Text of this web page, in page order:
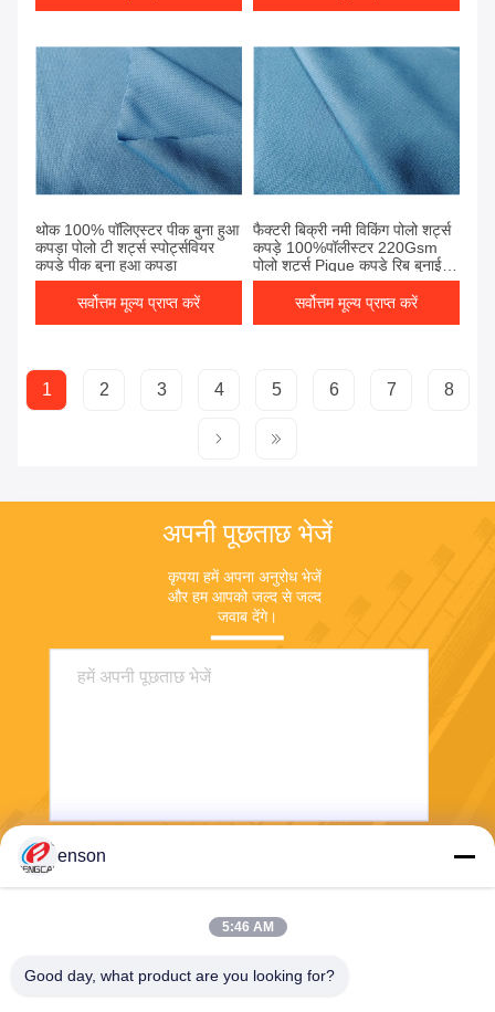
थोक 100% पॉलिएस्टर पीक बुना हुआ
कपड़ा पोलो टी शर्ट्स स्पोर्ट्सवियर
कपड़े पीक बुना हुआ कपड़ा
सर्वोत्तम मूल्य प्राप्त करें
फैक्टरी बिक्री नमी विकिंग पोलो शर्ट्स
कपड़े 100%पॉलीस्टर 220Gsm
पोलो शर्ट्स Pique कपड़े रिब बुनाई
Pique कपड़े
सर्वोत्तम मूल्य प्राप्त करें
1 2 3 4 5 6 7 8
अपनी पूछताछ भेजें
कृपया हमें अपना अनुरोध भेजें
और हम आपको जल्द से जल्द
जवाब देंगे।
enson
5:46 AM
Good day, what product are you looking for?